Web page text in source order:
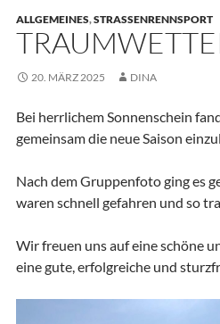
ALLGEMEINES,STRASSENRENNSPORT
20. MÄRZ 2025 DINA
Bei herrlichem Sonnenschein
gemeinsam die neue Saison
Nach dem Gruppenfoto ging es
waren schnell gefahren und so
Wir freuen uns auf eine schöne
eine gute, erfolgreiche und